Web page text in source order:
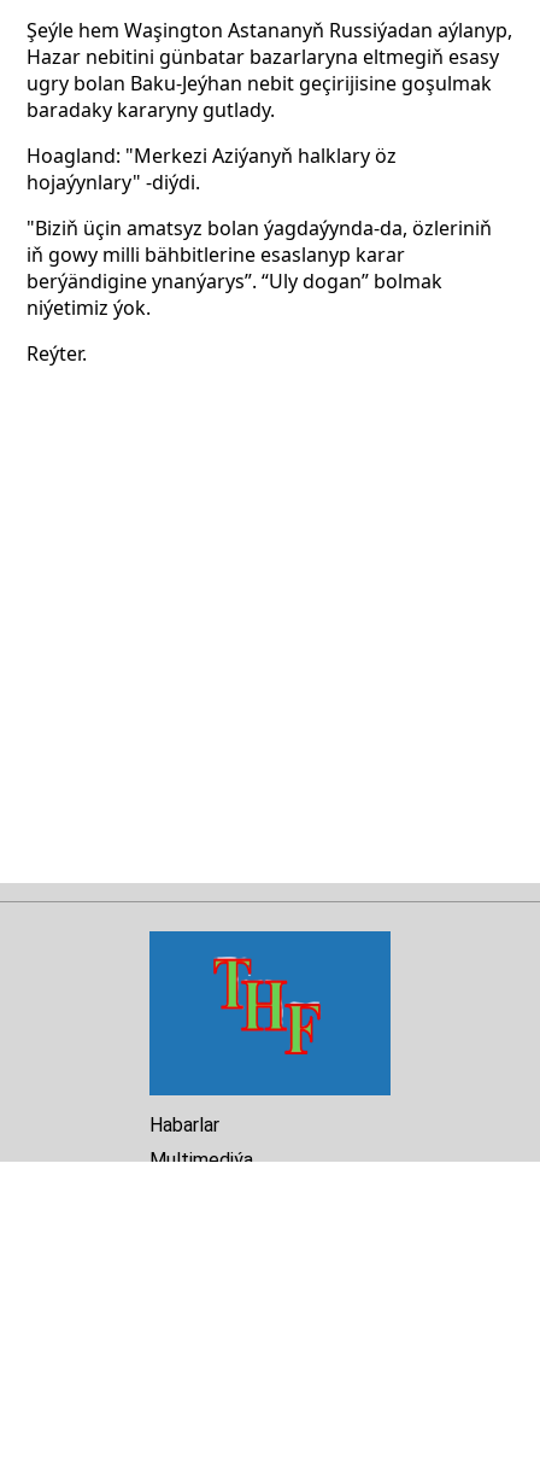
Şeýle hem Waşington Astananyň Russiýadan aýlanyp,
Hazar nebitini günbatar bazarlaryna eltmegiň esasy
ugry bolan Baku-Jeýhan nebit geçirijisine goşulmak
baradaky kararyny gutlady.
Hoagland: "Merkezi Aziýanyň halklary öz
hojaýynlary" -diýdi.
"Biziň üçin amatsyz bolan ýagdaýynda-da, özleriniň
iň gowy milli bähbitlerine esaslanyp karar
berýändigine ynanýarys”. “Uly dogan” bolmak
niýetimiz ýok.
Reýter.
Habarlar
Multimediýa